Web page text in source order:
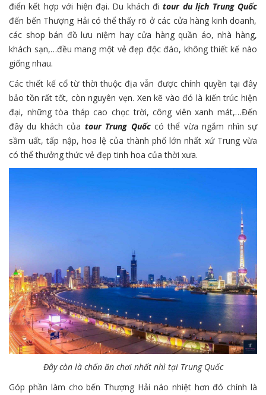
điển kết hợp với hiện đại. Du khách đitour du lịch Trung Quốc
đến bến Thượng Hải có thể thấy rõ ở các cửa hàng kinh doanh,
các shop bán đồ lưu niệm hay cửa hàng quần áo, nhà hàng,
khách sạn,…đều mang một vẻ đẹp độc đáo, không thiết kế nào
giống nhau.
Các thiết kế cổ từ thời thuộc địa vẫn được chính quyền tại đây
bảo tồn rất tốt, còn nguyên vẹn. Xen kẽ vào đó là kiến trúc hiện
đại, những tòa tháp cao chọc trời, công viên xanh mát,…Đến
đây du khách của tour Trung Quốccó thể vừa ngắm nhìn sự
sầm uất, tấp nập, hoa lệ của thành phố lớn nhất xứ Trung vừa
có thể thưởng thức vẻ đẹp tinh hoa của thời xưa.
Đây còn là chốn ăn chơi nhất nhì tại Trung Quốc
Góp phần làm cho bến Thượng Hải náo nhiệt hơn đó chính là